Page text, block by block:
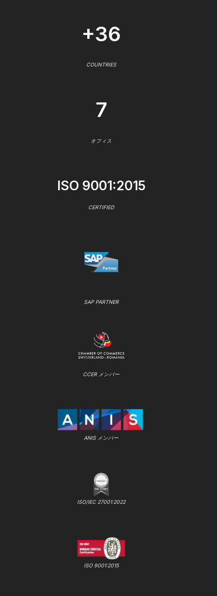
+36
COUNTRIES
7
オフィス
ISO 9001:2015
CERTIFIED
SAP PARTNER
CCER メンバー
ANIS メンバー
ISO/IEC 27001:2022
ISO 9001:2015